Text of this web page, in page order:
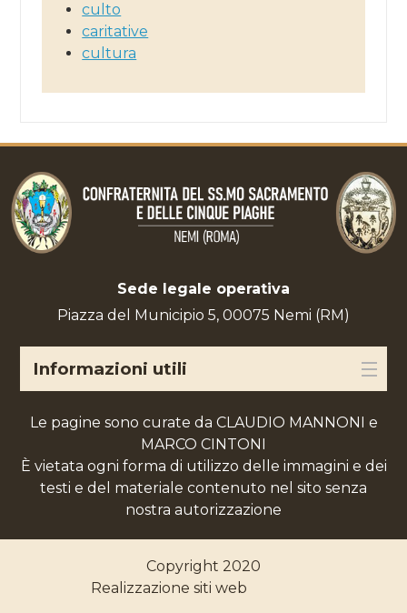
culto
caritative
cultura
Sede legale operativa
Piazza del Municipio 5, 00075 Nemi (RM)
Informazioni utili
Le pagine sono curate da CLAUDIO MANNONI e
MARCO CINTONI
È vietata ogni forma di utilizzo delle immagini e dei
testi e del materiale contenuto nel sito senza
nostra autorizzazione
Copyright 2020
Realizzazione siti web